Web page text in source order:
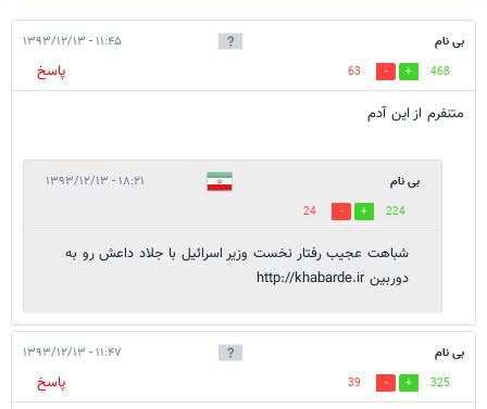
بی نام ۱۱:۴۵ - ۱۳۹۳/۱۲/۱۳
468
63
پاسخ
متنفرم از این آدم
بی نام ۱۸:۲۱ - ۱۳۹۳/۱۲/۱۳
224
24
شباهت عجیب رفتار نخست وزیر اسرائیل با جلاد داعش رو به
دوربین http://khabarde.ir
بی نام ۱۱:۴۷ - ۱۳۹۳/۱۲/۱۳
325
39
پاسخ